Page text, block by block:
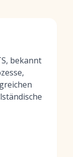
bekannt